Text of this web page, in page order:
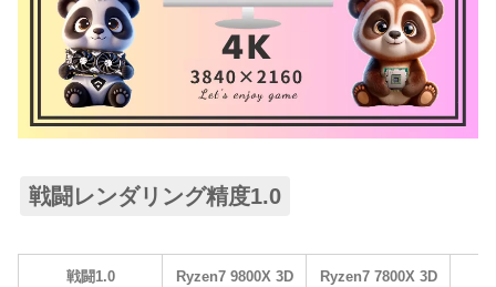
戦闘レンダリング精度1.0
戦闘1.0 Ryzen7 9800X 3D Ryzen7 7800X 3D